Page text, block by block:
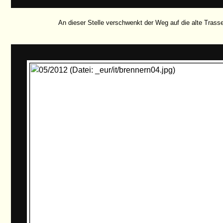
An dieser Stelle verschwenkt der Weg auf die alte